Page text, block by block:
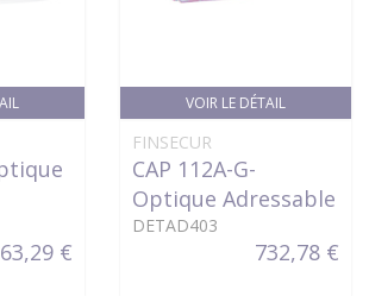
€
VOIR LE DÉTAIL
FINSECUR
CAP 112A-G-
Optique Adressable
DETAD403
732,78 €